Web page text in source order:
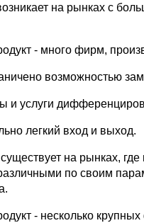
на рынках с
- много фирм,
возможностью
и услуги
легкий вход и выход.
существует на рынках,
по своим
- несколько